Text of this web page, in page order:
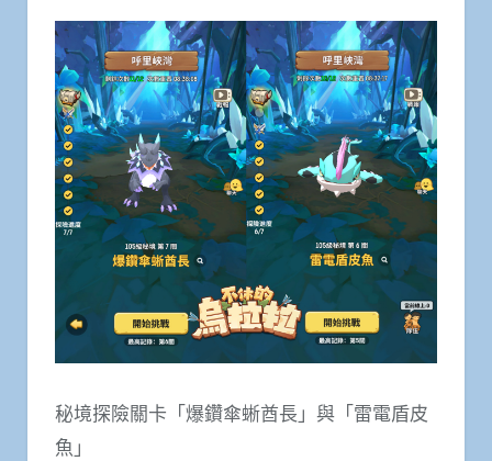
秘境探險關卡「爆鑽傘蜥酋長」與「雷電盾皮
魚」